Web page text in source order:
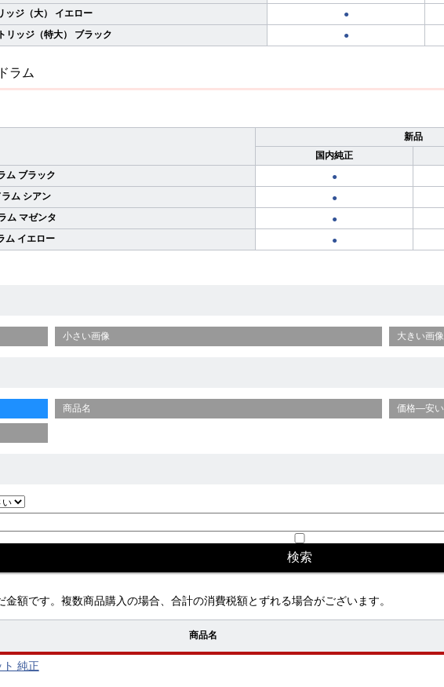
ッジ（大） イエロー
●
リッジ（特大） ブラック
●
ラム
新品
国内純正
ム ブラック
●
ム シアン
●
ム マゼンタ
●
ム イエロー
●
小さい画像 大きい画像
商品名 価格—安い
額です。複数商品購入の場合、合計の消費税額とずれる場合がございます。
商品名
ト 純正